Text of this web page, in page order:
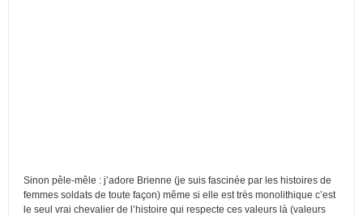
Sinon pêle-mêle : j’adore Brienne (je suis fascinée par les histoires de
femmes soldats de toute façon) même si elle est très monolithique c’est
le seul vrai chevalier de l’histoire qui respecte ces valeurs là (valeurs